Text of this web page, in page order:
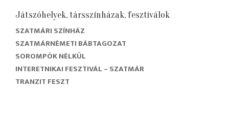
Játszóhelyek, társszínházak, fesztiválok
SZATMÁRI SZÍNHÁZ
SZATMÁRNÉMETI BÁBTAGOZAT
SOROMPÓK NÉLKÜL
INTERETNIKAI FESZTIVÁL – SZATMÁR
TRANZIT FESZT